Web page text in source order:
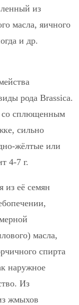
из
масла, яичного
и др.
рода Brassica.
со сплющенным
сильно
жёлтые или
4-7 г.
из её семян
масла,
спирта
наружное
Из
жмыхов